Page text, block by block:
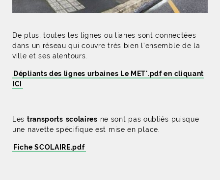
De plus, toutes les lignes ou lianes sont connectées
dans un réseau qui couvre très bien l’ensemble de la
ville et ses alentours.
Dépliants des lignes urbaines Le MET'.pdf en cliquant
ICI
Les transports scolaires ne sont pas oubliés puisque
une navette spécifique est mise en place.
Fiche SCOLAIRE.pdf